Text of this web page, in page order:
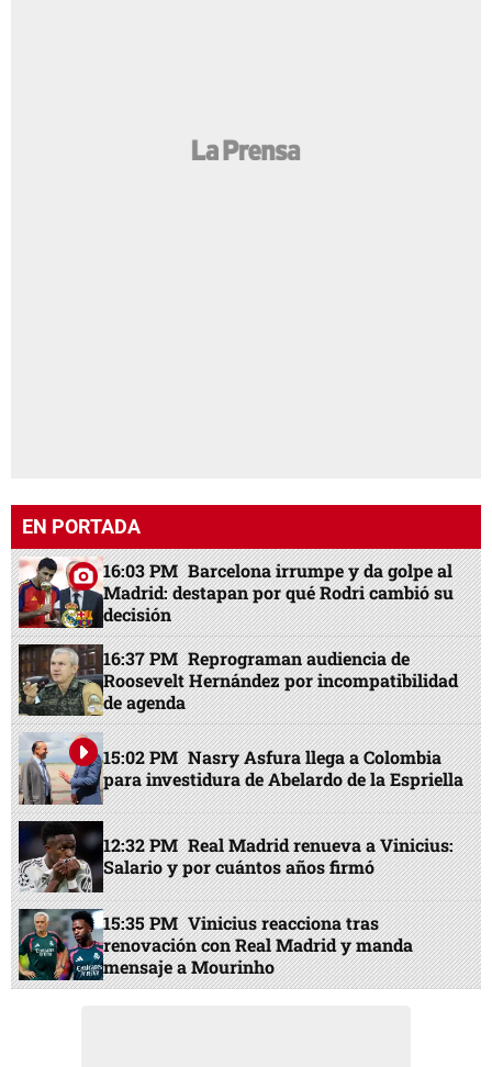
EN PORTADA
16:03 PM Barcelona irrumpe y da golpe al
Madrid: destapan por qué Rodri cambió su
decisión
16:37 PM Reprograman audiencia de
Roosevelt Hernández por incompatibilidad
de agenda
15:02 PM Nasry Asfura llega a Colombia
para investidura de Abelardo de la Espriella
12:32 PM Real Madrid renueva a Vinicius:
Salario y por cuántos años firmó
15:35 PM Vinicius reacciona tras
renovación con Real Madrid y manda
mensaje a Mourinho